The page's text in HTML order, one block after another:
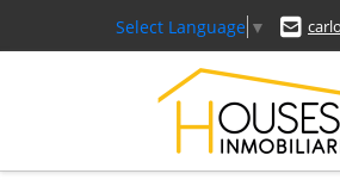
Select Language ▼